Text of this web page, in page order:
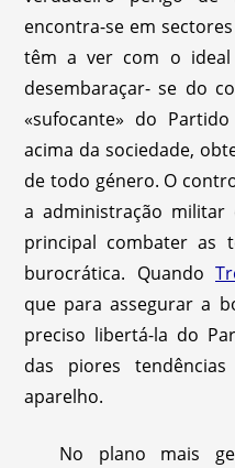
encontra-se em
têm a ver com o ideal
desembaraçar- se do
«sufocante» do
acima da sociedade,
de todo género. O
a administração
principal combater as
burocrática. Quando
que para assegurar a
preciso libertá-la do
das piores
aparelho.
No plano mais